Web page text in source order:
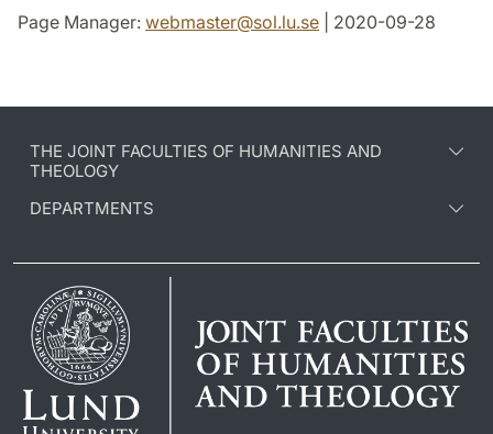
Page Manager: webmaster@sol.lu.se | 2020-09-28
THE JOINT FACULTIES OF HUMANITIES AND
THEOLOGY
DEPARTMENTS